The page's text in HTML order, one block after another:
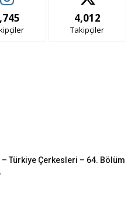
4,012
Takipçiler
– Türkiye Çerkesleri – 64. Bölüm